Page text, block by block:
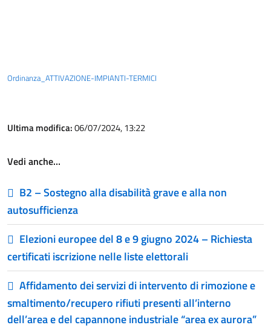
Ordinanza_ATTIVAZIONE-IMPIANTI-TERMICI
Ultima modifica:06/07/2024, 13:22
Vedi anche…
B2 – Sostegno alla disabilità grave e alla non
autosufficienza
Elezioni europee del 8 e 9 giugno 2024 – Richiesta
certificati iscrizione nelle liste elettorali
Affidamento dei servizi di intervento di rimozione e
smaltimento/recupero rifiuti presenti all’interno
dell’area e del capannone industriale “area ex aurora”